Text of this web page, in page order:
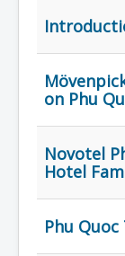
Liên Hệ
on Phu
Novotel
Hotel
Phu